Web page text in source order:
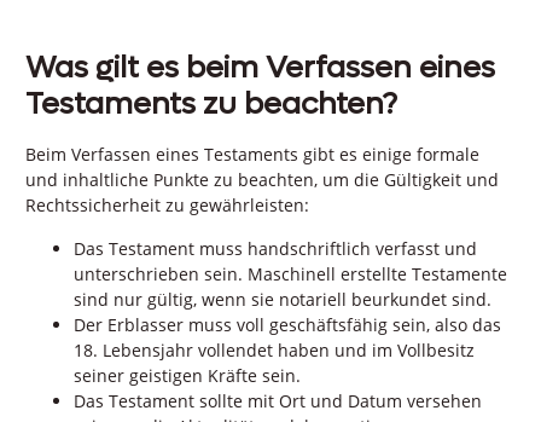
Was gilt es beim Verfassen eines
Testaments zu beachten?
Beim Verfassen eines Testaments gibt es einige formale
und inhaltliche Punkte zu beachten, um die Gültigkeit und
Rechtssicherheit zu gewährleisten:
Das Testament muss handschriftlich verfasst und
unterschrieben sein. Maschinell erstellte Testamente
sind nur gültig, wenn sie notariell beurkundet sind.
Der Erblasser muss voll geschäftsfähig sein, also das
18. Lebensjahr vollendet haben und im Vollbesitz
seiner geistigen Kräfte sein.
Das Testament sollte mit Ort und Datum versehen